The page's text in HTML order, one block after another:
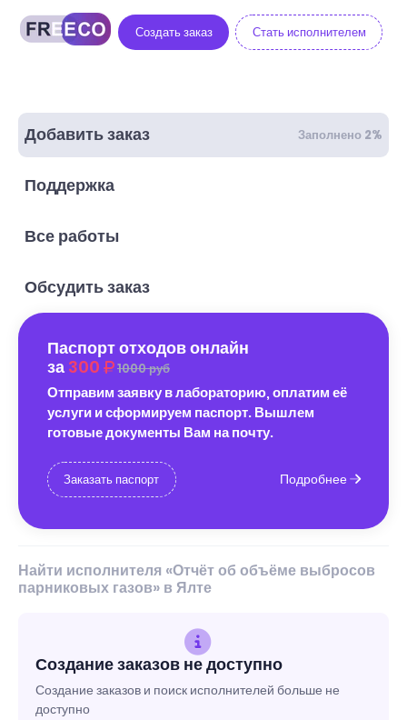
Создать заказ Стать исполнителем
Добавить заказ Заполнено 2%
Поддержка
Все работы
Обсудить заказ
Паспорт отходов онлайн
за 300 1000 руб
Отправим заявку в лабораторию, оплатим её
услуги и сформируем паспорт. Вышлем
готовые документы Вам на почту.
Заказать паспорт Подробнее
Найти исполнителя «Отчёт об объёме выбросов
парниковых газов» в Ялте
Создание заказов не доступно
Создание заказов и поиск исполнителей больше не
доступно